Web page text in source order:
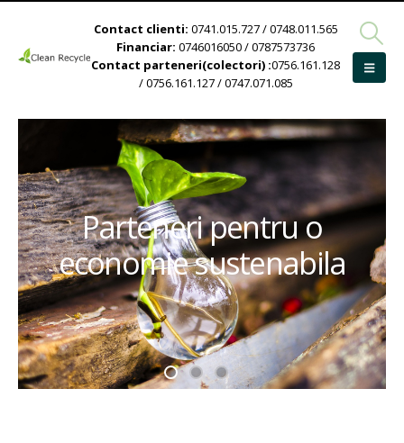
Contact clienti: 0741.015.727 / 0748.011.565
Financiar: 0746016050 / 0787573736
Contact parteneri(colectori) :0756.161.128
/ 0756.161.127 / 0747.071.085
Parteneri pentru o
economie sustenabila